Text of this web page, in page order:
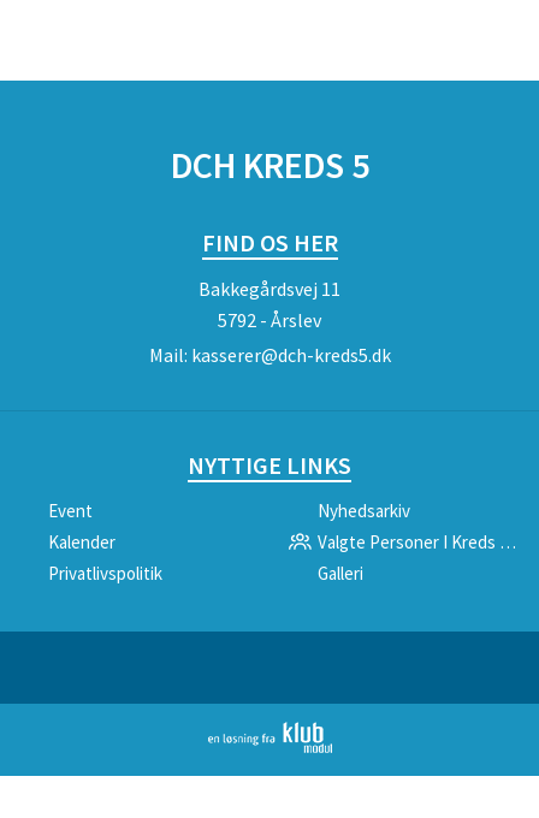
DCH KREDS 5
FIND OS HER
Bakkegårdsvej 11
5792 - Årslev
Mail: kasserer@dch-kreds5.dk
NYTTIGE LINKS
Event
Nyhedsarkiv
Kalender
Valgte Personer I Kreds 5 Ny
Privatlivspolitik
Galleri